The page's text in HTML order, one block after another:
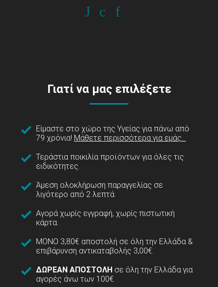
Γιατί να μας επιλέξετε
Είμαστε στο χώρο της Υγείας για πάνω από
79 χρόνια! Μάθετε περισσότερα για εμάς...
Τεράστια ποικιλία προϊόντων για όλες τις
ειδικότητες.
Άμεση ολοκλήρωση παραγγελίας σε
λιγότερο από 2 λεπτά.
Αγορά χωρίς εγγραφή, χωρίς πιστωτική
κάρτα.
ΜΟΝΟ 3,80€ αποστολή σε όλη την Ελλάδα &
επιβάρυνση αντικαταβολής 3,00€.
ΔΩΡΕΑΝ ΑΠΟΣΤΟΛΗ σε όλη την Ελλάδα για
αγορές άνω των 100€.